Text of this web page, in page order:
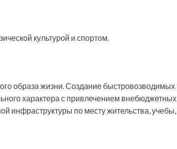
культурой и спортом.
образа жизни. Создание быстровозводимых
характера с привлечением внебюджетных
инфраструктуры по месту жительства, учебы,